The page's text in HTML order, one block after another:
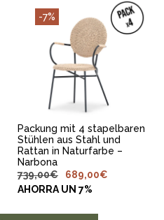
-7%
IN DEN
WARENKORB
LEGEN
Packung mit 4 stapelbaren
Stühlen aus Stahl und
Rattan in Naturfarbe –
Narbona
739,00€ 689,00€
AHORRA UN 7%